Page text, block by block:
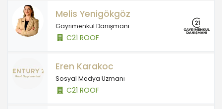
Melis Yenigökgöz
Gayrimenkul Danışmanı
C21 ROOF
Eren Karakoc
Sosyal Medya Uzmanı
C21 ROOF